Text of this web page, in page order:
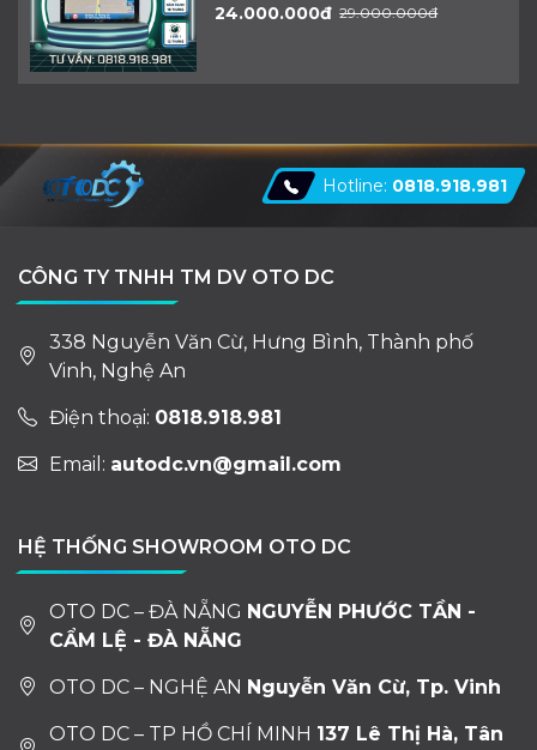
24.000.000đ 29.000.000đ
Hotline: 0818.918.981
CÔNG TY TNHH TM DV OTO DC
338 Nguyễn Văn Cừ, Hưng Bình, Thành phố
Vinh, Nghệ An
Điện thoại: 0818.918.981
Email: autodc.vn@gmail.com
HỆ THỐNG SHOWROOM OTO DC
OTO DC – ĐÀ NẴNG NGUYỄN PHƯỚC TẦN -
CẨM LỆ - ĐÀ NẴNG
OTO DC – NGHỆ AN Nguyễn Văn Cừ, Tp. Vinh
OTO DC – TP HỒ CHÍ MINH 137 Lê Thị Hà, Tân